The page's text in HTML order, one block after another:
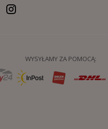
WYSYŁAMY ZA POMOCĄ: